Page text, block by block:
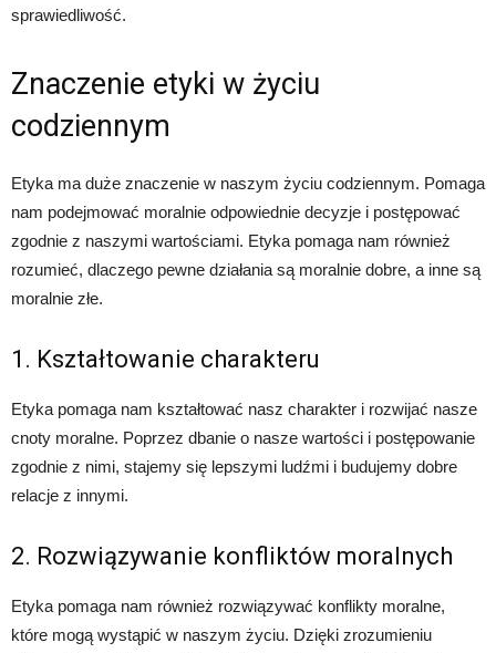
sprawiedliwość.
Znaczenie etyki w życiu
codziennym
Etyka ma duże znaczenie w naszym życiu codziennym. Pomaga
nam podejmować moralnie odpowiednie decyzje i postępować
zgodnie z naszymi wartościami. Etyka pomaga nam również
rozumieć, dlaczego pewne działania są moralnie dobre, a inne są
moralnie złe.
1. Kształtowanie charakteru
Etyka pomaga nam kształtować nasz charakter i rozwijać nasze
cnoty moralne. Poprzez dbanie o nasze wartości i postępowanie
zgodnie z nimi, stajemy się lepszymi ludźmi i budujemy dobre
relacje z innymi.
2. Rozwiązywanie konfliktów moralnych
Etyka pomaga nam również rozwiązywać konflikty moralne,
które mogą wystąpić w naszym życiu. Dzięki zrozumieniu